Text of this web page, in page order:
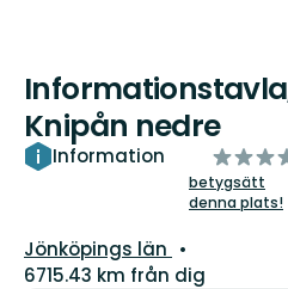
Knipån nedre
Information
av
5
stjärnor
betygsätt
denna plats!
Län:
Jönköpings län
6715.43 km från dig